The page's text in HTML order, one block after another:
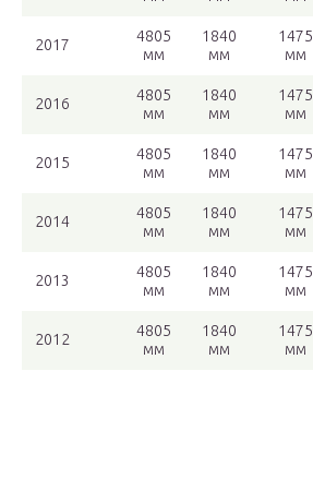
2017
4805
мм
1840
мм
1475
мм
2016
4805
мм
1840
мм
1475
мм
2015
4805
мм
1840
мм
1475
мм
2014
4805
мм
1840
мм
1475
мм
2013
4805
мм
1840
мм
1475
мм
2012
4805
мм
1840
мм
1475
мм